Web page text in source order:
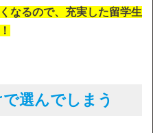
なるので、充実した留学生
選んでしまう